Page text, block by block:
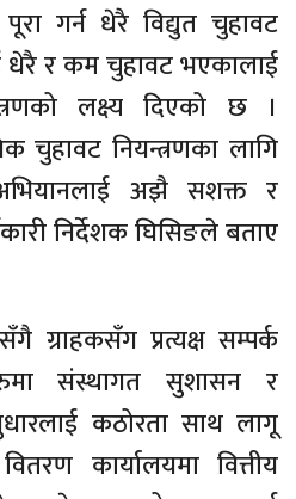
गर्न धेरै विद्युत चुहावट
धेरै र कम चुहावट भएकालाई
लक्ष्य दिएको छ ।
चुहावट नियन्त्रणका लागि
अझै सशक्त र
निर्देशक घिसिङले बताए
ग्राहकसँग प्रत्यक्ष सम्पर्क
संस्थागत सुशासन र
कठोरता साथ लागू
कार्यालयमा वित्तीय